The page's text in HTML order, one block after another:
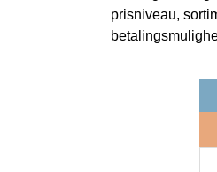
prisniveau,